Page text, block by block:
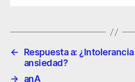
←
Respuesta a:
ansiedad?
→
anA